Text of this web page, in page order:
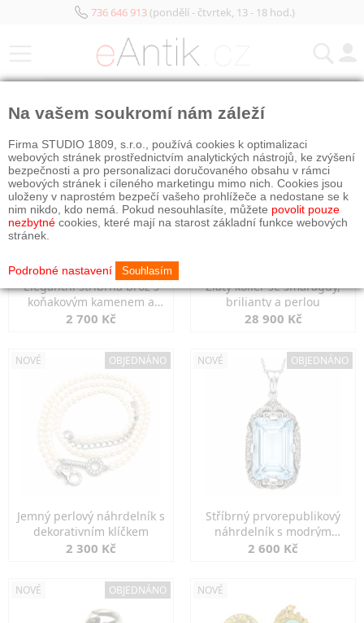
736 646 913(pondělí - čtvrtek, 13 - 18 hod.)
Elegantní stříbrná brož s
koňakovým kamenem a
markazity
2 700 Kč
Zlatý kolier se smaragdy,
brilianty a perlou
28 900 Kč
NOVÉ OBJEDNÁNO
Jemný perlový náhrdelník s
dekorativním klíčkem
2 300 Kč
NOVÉ OBJEDNÁNO
Stříbrný prvorepublikový
náhrdelník s modrým
spinelem
2 600 Kč
NOVÉ OBJEDNÁNO NOVÉ
Na vašem soukromí nám záleží
Firma STUDIO 1809, s.r.o., používá cookies k optimalizaci
webových stránek prostřednictvím analytických nástrojů, ke zvýšení
bezpečnosti a pro personalizaci doručovaného obsahu v rámci
webových stránek i cíleného marketingu mimo nich. Cookies jsou
uloženy v naprostém bezpečí vašeho prohlížeče a nedostane se k
nim nikdo, kdo nemá. Pokud nesouhlasíte, můžete povolit pouze
nezbytné cookies, které mají na starost základní funkce webových
stránek.
Podrobné nastavení Souhlasím